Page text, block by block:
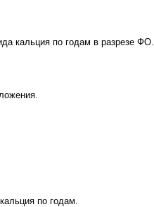
кальция по годам в разрезе ФО.
по годам.